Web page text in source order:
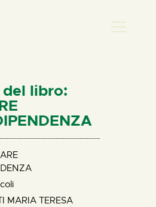
del libro:
MARIA TERESA